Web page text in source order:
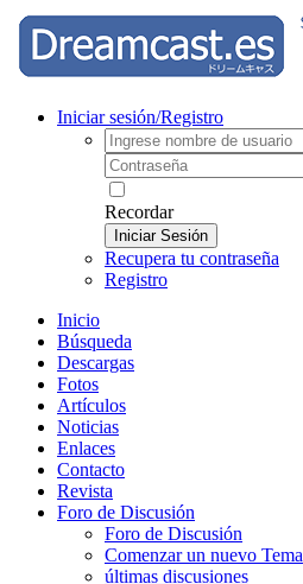
Iniciar sesión/Registro
Recordar
Iniciar Sesión
Recupera tu contraseña
Registro
Inicio
Búsqueda
Descargas
Fotos
Artículos
Noticias
Enlaces
Contacto
Revista
Foro de Discusión
Foro de Discusión
Comenzar un nuevo Tema
últimas discusiones